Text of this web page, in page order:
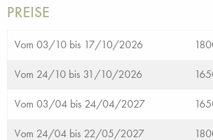
PREISE
Vom 03/10 bis 17/10/2026
Vom 24/10 bis 31/10/2026
Vom 03/04 bis 24/04/2027
Vom 24/04 bis 22/05/2027